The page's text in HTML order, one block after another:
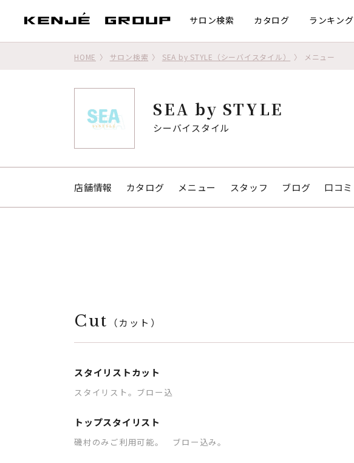
サロン検索 カタログ ランキング
HOME サロン検索 SEA by STYLE（シーバイスタイル） メニュー
SEA by STYLE
シーバイスタイル
店舗情報 カタログ メニュー スタッフ ブログ 口コミ
Cut （カット）
スタイリストカット
スタイリスト。ブロー込
トップスタイリスト
磯村のみご利用可能。 ブロー込み。